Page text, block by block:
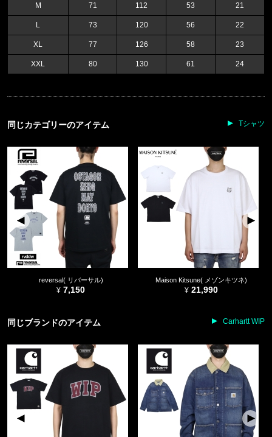
M 71 112 53 21
L 73 120 56 22
XL 77 126 58 23
XXL 80 130 61 24
同じカテゴリーのアイテム Tシャツ
reversal( リバーサル)
7,150
Maison Kitsune( メゾンキツネ)
21,990
同じブランドのアイテム Carhartt WIP